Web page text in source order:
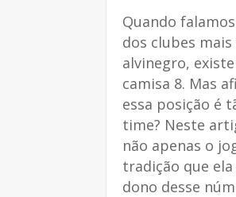
Quando
dos clubes
alvinegro,
camisa 8. Mas
essa posição é
time? Neste
não apenas o
tradição que
dono desse